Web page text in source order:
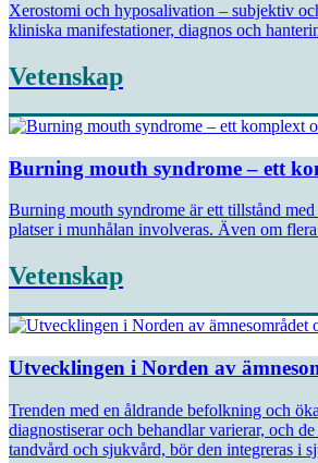
Xerostomi och hyposalivation – subjektiv
kliniska manifestationer, dia­gnos och
Vetenskap
Burning mouth syndrome – ett
Burning mouth syndrome är ett tillstånd
platser i munhålan involveras. Även om
Vetenskap
Utvecklingen i Norden av
Trenden med en åldrande befolkning och
diagnostiserar och behandlar varierar, och
tandvård och sjukvård, bör den integreras i